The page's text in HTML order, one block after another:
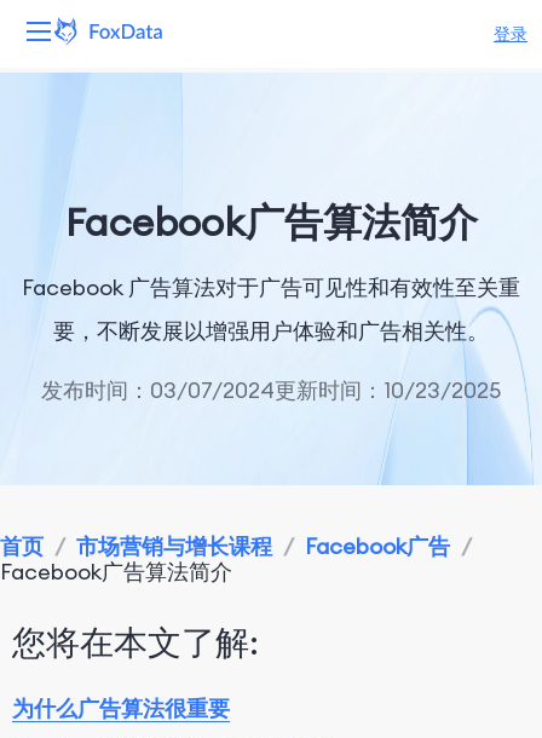
登录
解决方案
资源
Facebook广告算法简介
Facebook 广告算法对于广告可见性和有效性至关重
要，不断发展以增强用户体验和广告相关性。
发布时间：03/07/2024更新时间：10/23/2025
首页 / 市场营销与增长课程 / Facebook广告 /
Facebook广告算法简介
您将在本文了解:
为什么广告算法很重要